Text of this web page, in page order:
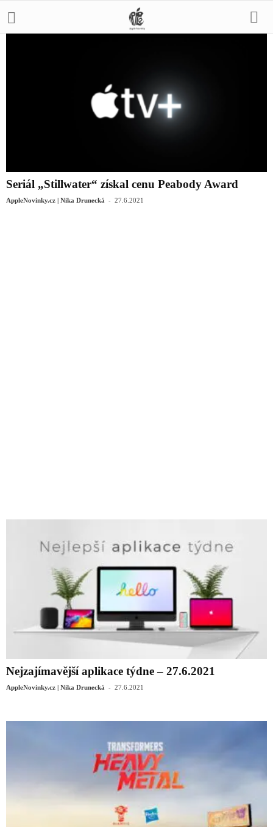
Seriál „Stillwater“ získal cenu Peabody Award
AppleNovinky.cz | Nika Drunecká - 27.6.2021
Nejzajímavější aplikace týdne – 27.6.2021
AppleNovinky.cz | Nika Drunecká - 27.6.2021